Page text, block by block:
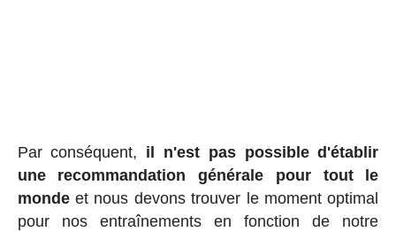
Par conséquent, il n'est pas possible d'établir
une recommandation générale pour tout le
mondeet nous devons trouver le moment optimal
pour nos entraînements en fonction de notre